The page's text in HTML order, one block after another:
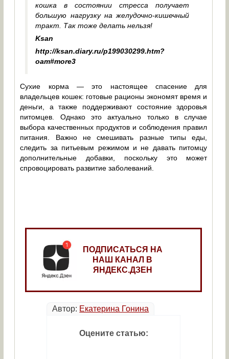
кошка в состоянии стресса получает
большую нагрузку на желудочно-кишечный
тракт. Так тоже делать нельзя!
Ksan
http://ksan.diary.ru/p199030299.htm?
oam#more3
Сухие корма — это настоящее спасение для
владельцев кошек: готовые рационы экономят время и
деньги, а также поддерживают состояние здоровья
питомцев. Однако это актуально только в случае
выбора качественных продуктов и соблюдения правил
питания. Важно не смешивать разные типы еды,
следить за питьевым режимом и не давать питомцу
дополнительные добавки, поскольку это может
спровоцировать развитие заболеваний.
ПОДПИСАТЬСЯ НА
НАШ КАНАЛ В
ЯНДЕКС.ДЗЕН
Автор: Екатерина Гонина
Оцените статью: